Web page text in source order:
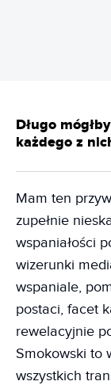
Długo
każdego z
Mam ten
zupełnie
wspaniałości
wizerunki
wspaniale,
postaci, facet
rewelacyjnie
Smokowski to
wszystkich